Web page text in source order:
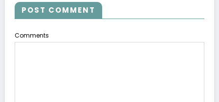
POST COMMENT
Comments